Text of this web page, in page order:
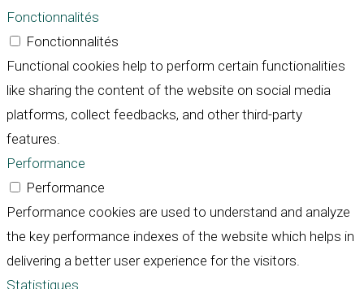
Fonctionnalités
Fonctionnalités
Functional cookies help to perform certain functionalities
like sharing the content of the website on social media
platforms, collect feedbacks, and other third-party
features.
Performance
Performance
Performance cookies are used to understand and analyze
the key performance indexes of the website which helps in
delivering a better user experience for the visitors.
Statistiques